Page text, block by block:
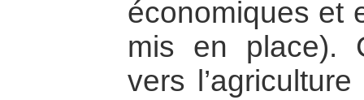
économiques et
mis en place).
vers